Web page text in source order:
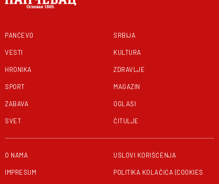
PANČEVO
VESTI
HRONIKA
SPORT
ZABAVA
SVET
SRBIJA
KULTURA
ZDRAVLJE
MAGAZIN
OGLASI
ČITULJE
O NAMA
IMPRESUM
USLOVI KORIŠĆENJA
POLITIKA KOLAČIĆA (COOKIES